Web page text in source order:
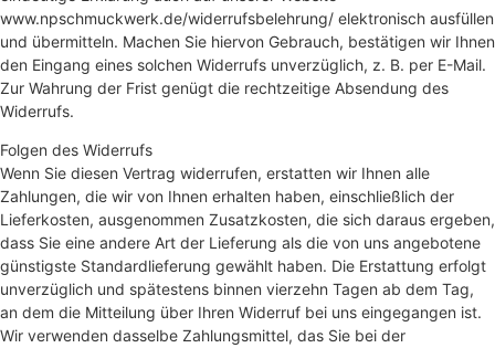
www.npschmuckwerk.de/widerrufsbelehrung/ elektronisch ausfüllen
und übermitteln. Machen Sie hiervon Gebrauch, bestätigen wir Ihnen
den Eingang eines solchen Widerrufs unverzüglich, z. B. per E-Mail.
Zur Wahrung der Frist genügt die rechtzeitige Absendung des
Widerrufs.
Folgen des Widerrufs
Wenn Sie diesen Vertrag widerrufen, erstatten wir Ihnen alle
Zahlungen, die wir von Ihnen erhalten haben, einschließlich der
Lieferkosten, ausgenommen Zusatzkosten, die sich daraus ergeben,
dass Sie eine andere Art der Lieferung als die von uns angebotene
günstigste Standardlieferung gewählt haben. Die Erstattung erfolgt
unverzüglich und spätestens binnen vierzehn Tagen ab dem Tag,
an dem die Mitteilung über Ihren Widerruf bei uns eingegangen ist.
Wir verwenden dasselbe Zahlungsmittel, das Sie bei der